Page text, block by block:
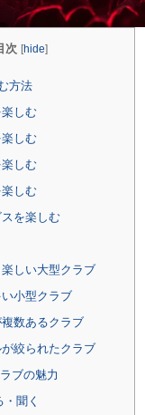
次 [hide]
方法
しむ
しむ
しむ
しむ
を楽しむ
しい大型クラブ
小型クラブ
数あるクラブ
絞られたクラブ
ブの魅力
聞く